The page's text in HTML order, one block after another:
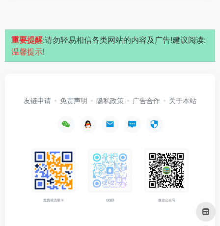
重要提醒:请勿轻易相信各类网站的内容及广告!建议阅读:
温馨提示!
友链申请 免责声明 隐私政策 广告合作 关于本站
免费领流量卡 QQ群 微信公众号